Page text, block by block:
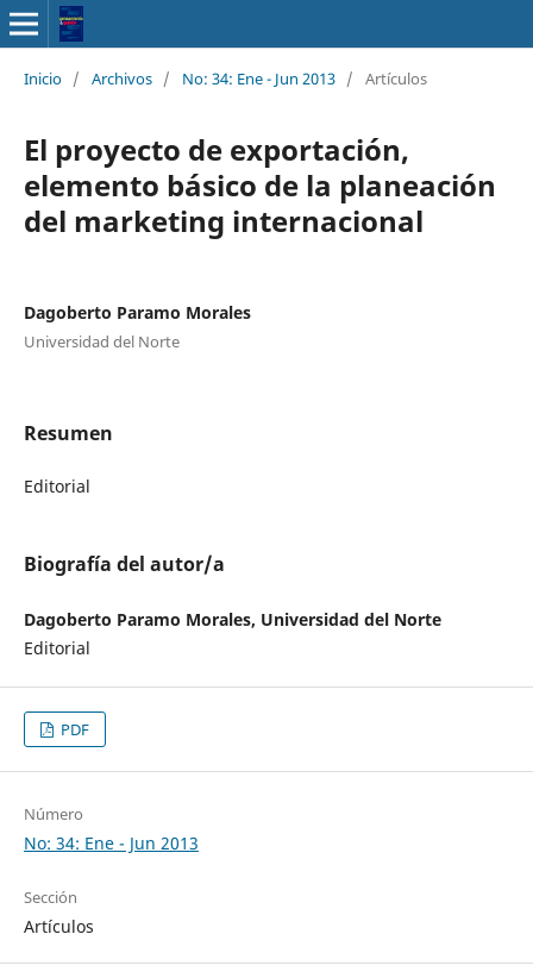
Inicio / Archivos / No: 34: Ene - Jun 2013 / Artículos
El proyecto de exportación,
elemento básico de la planeación
del marketing internacional
Dagoberto Paramo Morales
Universidad del Norte
Resumen
Editorial
Biografía del autor/a
Dagoberto Paramo Morales, Universidad del Norte
Editorial
PDF
Número
No: 34: Ene - Jun 2013
Sección
Artículos